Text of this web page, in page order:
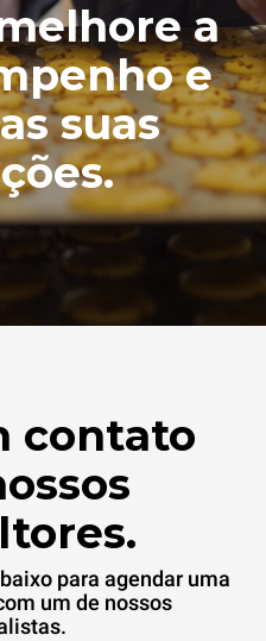
a
e
suas
contato
para agendar uma
um de nossos